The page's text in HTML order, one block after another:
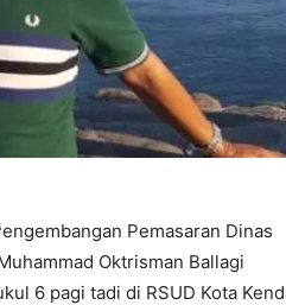
Pemasaran Dinas
Oktrisman Ballagi
6 pagi tadi di RSUD Kota